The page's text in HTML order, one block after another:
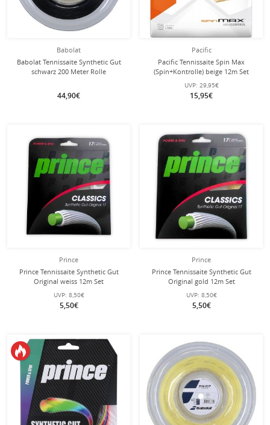
Babolat
Babolat Tennissaite Synthetic Gut
schwarz 200 Meter Rolle
44,90€
Pacific
Pacific Tennissaite Spin Max
(Spin+Kontrolle) beige 12m Set
UVP: 29,95€
15,95€
Prince
Prince Tennissaite Synthetic Gut
Original weiss 12m Set
UVP: 8,50€
5,50€
Prince
Prince Tennissaite Synthetic Gut
Original gold 12m Set
UVP: 8,50€
5,50€